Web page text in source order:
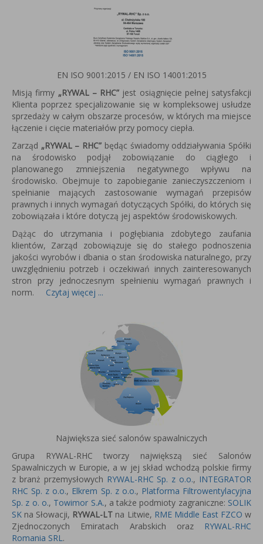
EN ISO 9001:2015 / EN ISO 14001:2015
Misją firmy „RYWAL – RHC” jest osiągnięcie pełnej satysfakcji
Klienta poprzez specjalizowanie się w kompleksowej usłudze
sprzedaży w całym obszarze procesów, w których ma miejsce
łączenie i cięcie materiałów przy pomocy ciepła.
Zarząd „RYWAL – RHC” będąc świadomy oddziaływania Spółki
na środowisko podjął zobowiązanie do ciągłego i
planowanego zmniejszenia negatywnego wpływu na
środowisko. Obejmuje to zapobieganie zanieczyszczeniom i
spełnianie mających zastosowanie wymagań przepisów
prawnych i innych wymagań dotyczących Spółki, do których się
zobowiązała i które dotyczą jej aspektów środowiskowych.
Dążąc do utrzymania i pogłębiania zdobytego zaufania
klientów, Zarząd zobowiązuje się do stałego podnoszenia
jakości wyrobów i dbania o stan środowiska naturalnego, przy
uwzględnieniu potrzeb i oczekiwań innych zainteresowanych
stron przy jednoczesnym spełnieniu wymagań prawnych i
norm. Czytaj więcej ...
Największa sieć salonów spawalniczych
Grupa RYWAL-RHC tworzy największą sieć Salonów
Spawalniczych w Europie, a w jej skład wchodzą polskie firmy
z branż przemysłowych RYWAL-RHC Sp. z o.o., INTEGRATOR
RHC Sp. z o.o., Elkrem Sp. z o.o., Platforma Filtrowentylacyjna
Sp. z o. o., Towimor S.A., a także podmioty zagraniczne: SOLIK
SK na Słowacji, RYWAL-LT na Litwie, RME Middle East FZCO w
Zjednoczonych Emiratach Arabskich oraz RYWAL-RHC
Romania SRL.